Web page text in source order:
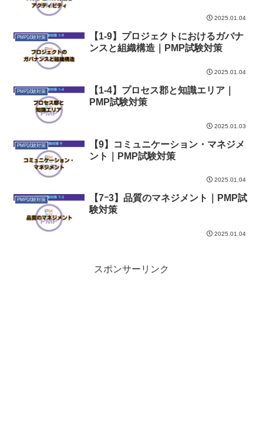
2025.01.04
PMP試験対策
【1-9】プロジェクトにおけるガバナ
ンスと組織構造｜PMP試験対策
2025.01.04
PMP試験対策
【1-4】プロセス郡と知識エリア｜
PMP試験対策
2025.01.03
PMP試験対策
【9】コミュニケーション・マネジメ
ント｜PMP試験対策
2025.01.04
PMP試験対策
【7ｰ3】品質のマネジメント｜PMP試
験対策
2025.01.04
スポンサーリンク